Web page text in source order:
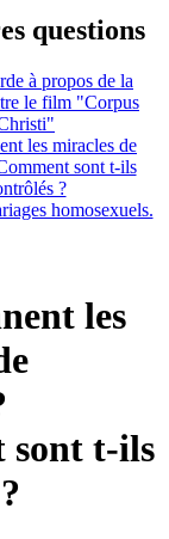
questions
à propos de la
le film "Corpus
les miracles de
sont t-ils
?
homosexuels.
les
sont t-ils